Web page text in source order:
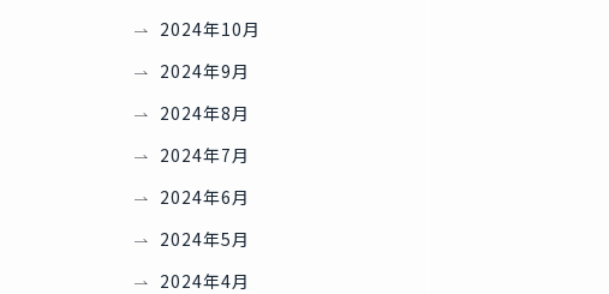
2024年10月
2024年9月
2024年8月
2024年7月
2024年6月
2024年5月
2024年4月